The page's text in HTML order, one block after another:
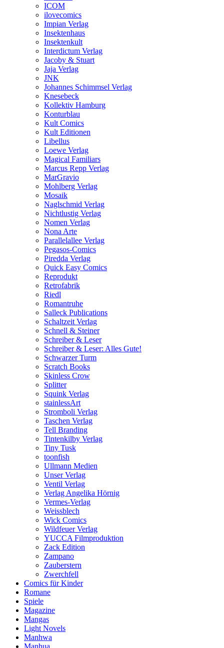
ICOM
ilovecomics
Impian Verlag
Insektenhaus
Insektenkult
Interdictum Verlag
Jacoby & Stuart
Jaja Verlag
JNK
Johannes Schimmsel Verlag
Knesebeck
Kollektiv Hamburg
Konturblau
Kult Comics
Kult Editionen
Libellus
Loewe Verlag
Magical Familiars
Marcus Repp Verlag
MarGravio
Mohlberg Verlag
Mosaik
Naglschmid Verlag
Nichtlustig Verlag
Nomen Verlag
Nona Arte
Parallelallee Verlag
Pegasos-Comics
Piredda Verlag
Quick Easy Comics
Reprodukt
Retrofabrik
Riedl
Romantruhe
Salleck Publications
Schaltzeit Verlag
Schnell & Steiner
Schreiber & Leser
Schreiber & Leser: Alles Gute!
Schwarzer Turm
Scratch Books
Skinless Crow
Splitter
Squink Verlag
stainlessArt
Stromboli Verlag
Taschen Verlag
Tell Branding
Tintenkilby Verlag
Tiny Tusk
toonfish
Ullmann Medien
Unser Verlag
Ventil Verlag
Verlag Angelika Hörnig
Vermes-Verlag
Weissblech
Wick Comics
Wildfeuer Verlag
YUCCA Filmproduktion
Zack Edition
Zampano
Zauberstern
Zwerchfell
Comics für Kinder
Romane
Spiele
Magazine
Mangas
Light Novels
Manhwa
Manhua